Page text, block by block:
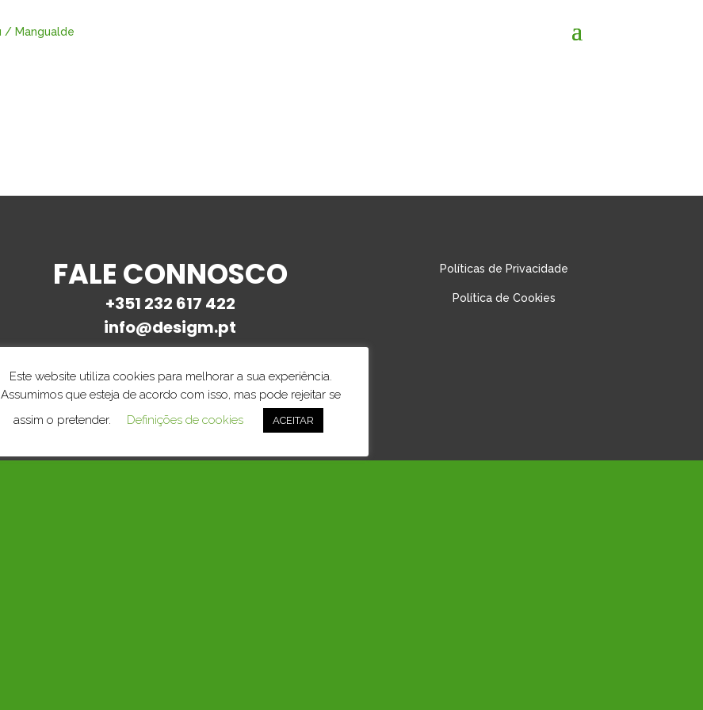
FALE CONNOSCO
+351 232 617 422
info@desigm.pt
Políticas de Privacidade
Política de Cookies
Este website utiliza cookies para melhorar a sua experiência.
Assumimos que esteja de acordo com isso, mas pode rejeitar se
assim o pretender.
Definições de cookies ACEITAR